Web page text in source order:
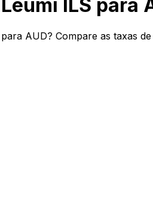
ILS para
AUD? Compare as taxas